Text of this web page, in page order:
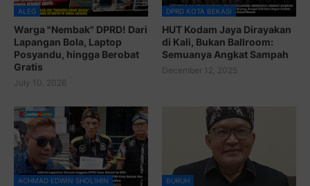
ALEG
Warga "Nembak" DPRD! Dari
Lapangan Bola, Laptop
Posyandu, hingga Berobat
Gratis
July 10, 2026
DPRD KOTA BEKASI
HUT Kodam Jaya Dirayakan
di Kali, Bukan Ballroom:
Semuanya Angkat Sampah
December 12, 2025
ACHMAD EDWIN SHOLIHIN BURUH